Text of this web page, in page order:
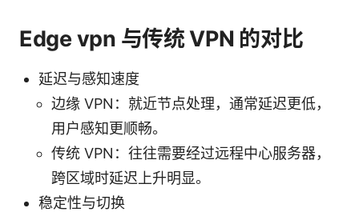
Edge vpn 与传统 VPN 的对比
延迟与感知速度
边缘 VPN：就近节点处理，通常延迟更低，
用户感知更顺畅。
传统 VPN：往往需要经过远程中心服务器，
跨区域时延迟上升明显。
稳定性与切换